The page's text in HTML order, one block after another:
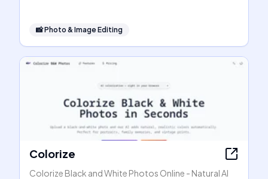
📸Photo & Image Editing
Colorize
Colorize Black and White Photos Online - Natural AI